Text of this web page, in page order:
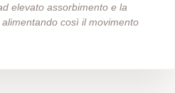
elevato assorbimento e la
così il movimento